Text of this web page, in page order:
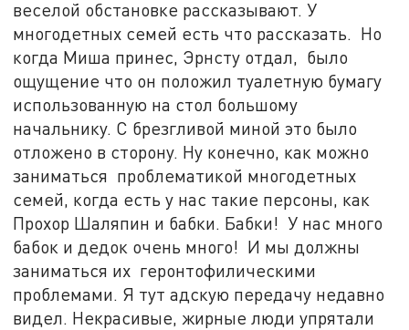
веселой обстановке рассказывают. У
многодетных семей есть что рассказать. Но
когда Миша принес, Эрнсту отдал, было
ощущение что он положил туалетную бумагу
использованную на стол большому
начальнику. С брезгливой миной это было
отложено в сторону. Ну конечно, как можно
заниматься проблематикой многодетных
семей, когда есть у нас такие персоны, как
Прохор Шаляпин и бабки. Бабки! У нас много
бабок и дедок очень много! И мы должны
заниматься их геронтофилическими
проблемами. Я тут адскую передачу недавно
видел. Некрасивые, жирные люди упрятали